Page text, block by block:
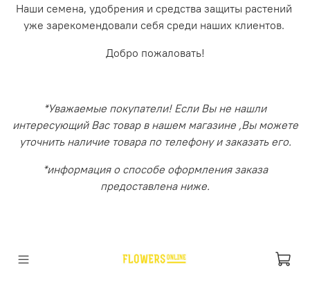
Наши семена, удобрения и средства защиты растений
уже зарекомендовали себя среди наших клиентов.
Добро пожаловать!
*Уважаемые покупатели! Если Вы не нашли
интересующий Вас товар в нашем магазине ,Вы можете
уточнить наличие товара по телефону и заказать его.
*информация о способе оформления заказа
предоставлена ниже.